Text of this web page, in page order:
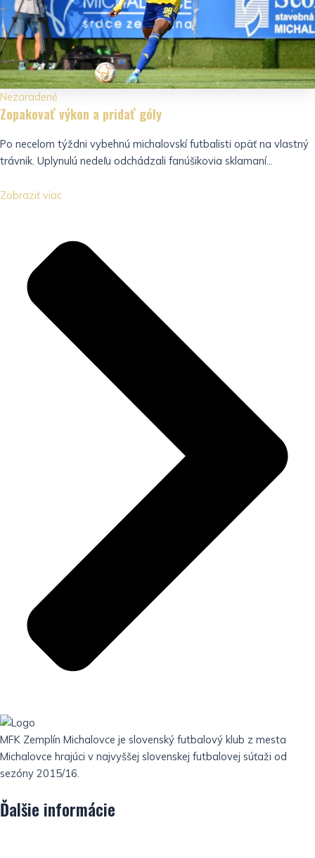
Nezaradené
Zopakovať výkon a pridať góly
Po necelom týždni vybehnú michalovskí futbalisti opäť na vlastný
trávnik. Uplynulú nedeľu odchádzali fanúšikovia sklamaní...
Zobraziť viac
MFK Zemplín Michalovce je slovenský futbalový klub z mesta
Michalovce hrajúci v najvyššej slovenskej futbalovej súťaži od
sezóny 2015/16.
Ďalšie informácie